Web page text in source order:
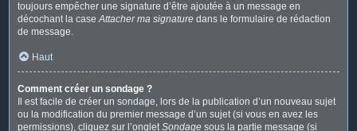
toujours empêcher une signature d’être ajoutée à un message en
décochant la caseAttacher ma signature dans le formulaire de rédaction
de message.
Haut
Comment créer un sondage ?
Il est facile de créer un sondage, lors de la publication d’un nouveau sujet
ou la modification du premier message d’un sujet (si vous en avez les
permissions), cliquez sur l’ongletSondage sous la partie message (si